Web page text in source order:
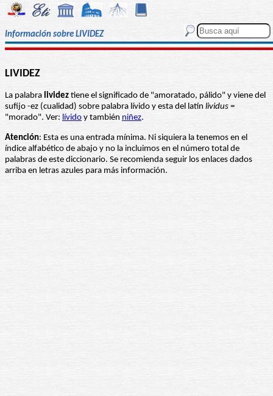
Información sobre LIVIDEZ
LIVIDEZ
La palabra lividez tiene el significado de "amoratado, pálido" y viene del
sufijo -ez (cualidad) sobre palabra lívido y esta del latín lividus =
"morado". Ver: lívido y también niñez.
Atención: Esta es una entrada mínima. Ni siquiera la tenemos en el
índice alfabético de abajo y no la incluimos en el número total de
palabras de este diccionario. Se recomienda seguir los enlaces dados
arriba en letras azules para más información.